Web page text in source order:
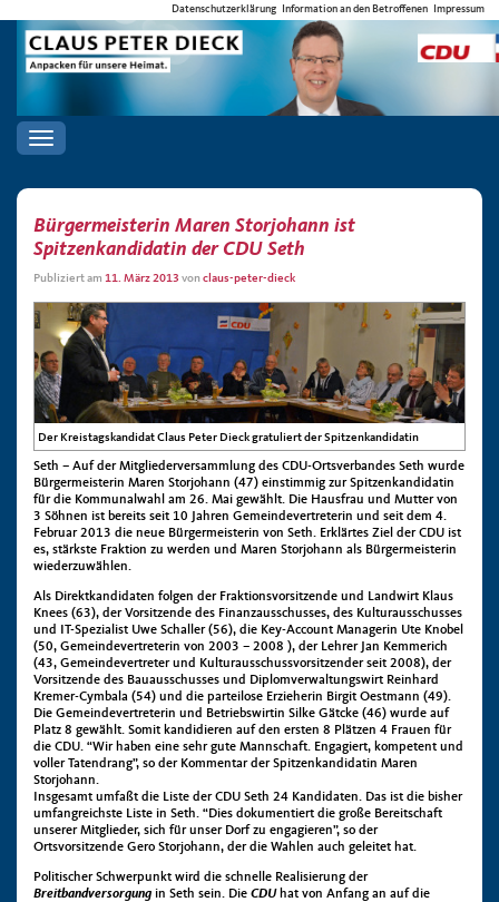
Datenschutzerklärung Information an den Betroffenen Impressum
Toggle
navigation
Bürgermeisterin Maren Storjohann ist
Spitzenkandidatin der CDU Seth
Publiziert am 11. März 2013 vonclaus-peter-dieck
Der Kreistagskandidat Claus Peter Dieck gratuliert der Spitzenkandidatin
Seth – Auf der Mitgliederversammlung des CDU-Ortsverbandes Seth wurde
Bürgermeisterin Maren Storjohann (47) einstimmig zur Spitzenkandidatin
für die Kommunalwahl am 26. Mai gewählt. Die Hausfrau und Mutter von
3 Söhnen ist bereits seit 10 Jahren Gemeindevertreterin und seit dem 4.
Februar 2013 die neue Bürgermeisterin von Seth. Erklärtes Ziel der CDU ist
es, stärkste Fraktion zu werden und Maren Storjohann als Bürgermeisterin
wiederzuwählen.
Als Direktkandidaten folgen der Fraktionsvorsitzende und Landwirt Klaus
Knees (63), der Vorsitzende des Finanzausschusses, des Kulturausschusses
und IT-Spezialist Uwe Schaller (56), die Key-Account Managerin Ute Knobel
(50, Gemeindevertreterin von 2003 – 2008 ), der Lehrer Jan Kemmerich
(43, Gemeindevertreter und Kulturausschussvorsitzender seit 2008), der
Vorsitzende des Bauausschusses und Diplomverwaltungswirt Reinhard
Kremer-Cymbala (54) und die parteilose Erzieherin Birgit Oestmann (49).
Die Gemeindevertreterin und Betriebswirtin Silke Gätcke (46) wurde auf
Platz 8 gewählt. Somit kandidieren auf den ersten 8 Plätzen 4 Frauen für
die CDU. “Wir haben eine sehr gute Mannschaft. Engagiert, kompetent und
voller Tatendrang”, so der Kommentar der Spitzenkandidatin Maren
Storjohann.
Insgesamt umfaßt die Liste der CDU Seth 24 Kandidaten. Das ist die bisher
umfangreichste Liste in Seth. “Dies dokumentiert die große Bereitschaft
unserer Mitglieder, sich für unser Dorf zu engagieren”, so der
Ortsvorsitzende Gero Storjohann, der die Wahlen auch geleitet hat.
Politischer Schwerpunkt wird die schnelle Realisierung der
Breitbandversorgung in Seth sein. Die CDU hat von Anfang an auf die